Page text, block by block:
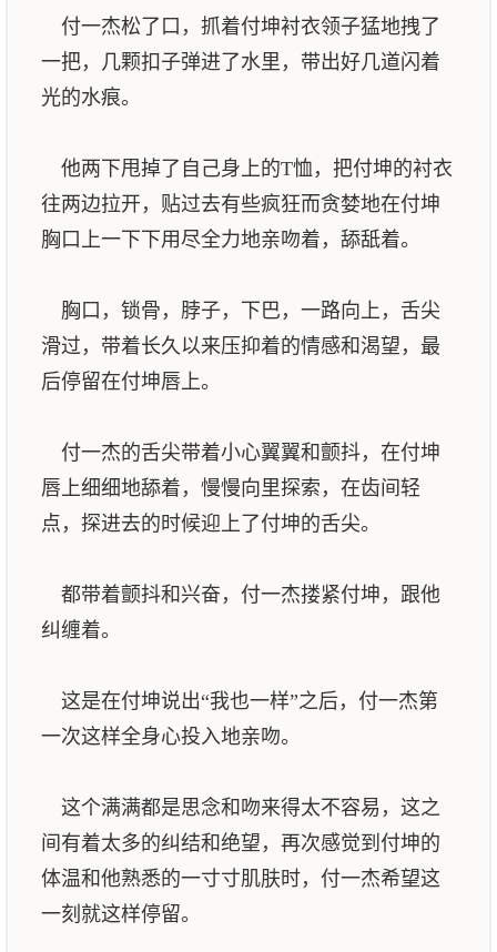
付一杰松了口，抓着付坤衬衣领子猛地拽了
一把，几颗扣子弹进了水里，带出好几道闪着
光的水痕。
他两下甩掉了自己身上的T恤，把付坤的衬衣
往两边拉开，贴过去有些疯狂而贪婪地在付坤
胸口上一下下用尽全力地亲吻着，舔舐着。
胸口，锁骨，脖子，下巴，一路向上，舌尖
滑过，带着长久以来压抑着的情感和渴望，最
后停留在付坤唇上。
付一杰的舌尖带着小心翼翼和颤抖，在付坤
唇上细细地舔着，慢慢向里探索，在齿间轻
点，探进去的时候迎上了付坤的舌尖。
都带着颤抖和兴奋，付一杰搂紧付坤，跟他
纠缠着。
这是在付坤说出“我也一样”之后，付一杰第
一次这样全身心投入地亲吻。
这个满满都是思念和吻来得太不容易，这之
间有着太多的纠结和绝望，再次感觉到付坤的
体温和他熟悉的一寸寸肌肤时，付一杰希望这
一刻就这样停留。